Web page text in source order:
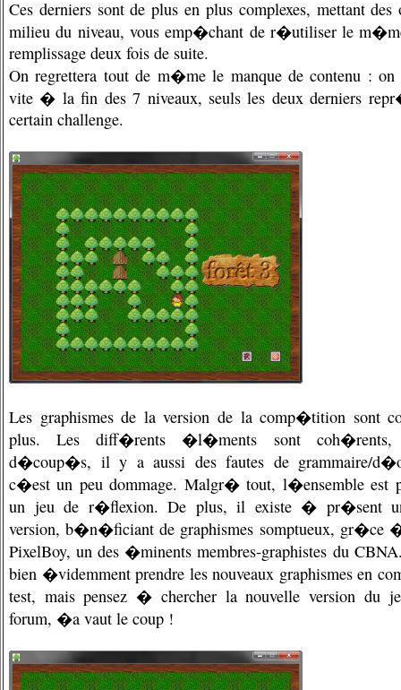
Ces derniers sont de plus en plus complexes, mettant des
milieu du niveau, vous emp�chant de r�utiliser le
remplissage deux fois de suite.
On regrettera tout de m�me le manque de contenu : on
vite � la fin des 7 niveaux, seuls les deux derniers
certain challenge.
Les graphismes de la version de la comp�tition sont
plus. Les diff�rents �l�ments sont
d�coup�s, il y a aussi des fautes de grammaire/
c�est un peu dommage. Malgr� tout, l�ensemble est
un jeu de r�flexion. De plus, il existe � pr�sent
version, b�n�ficiant de graphismes somptueux, gr�ce
PixelBoy, un des �minents membres-graphistes du
bien �videmment prendre les nouveaux graphismes en
test, mais pensez � chercher la nouvelle version du
forum, �a vaut le coup !